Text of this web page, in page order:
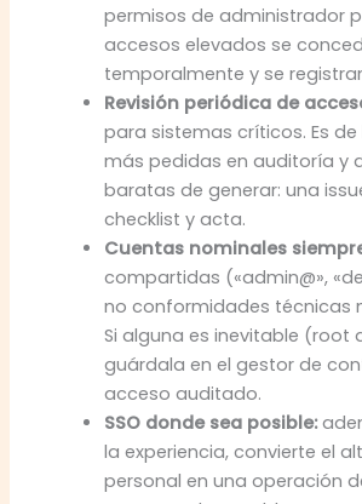
permisos de administrador
accesos elevados se
temporalmente y se
Revisión periódica de
para sistemas críticos. Es
más pedidas en auditoría y
baratas de generar: una
checklist y acta.
Cuentas nominales
compartidas («admin@»,
no conformidades técnicas
Si alguna es inevitable (root
guárdala en el gestor de
acceso auditado.
SSO donde sea posible:
la experiencia, convierte el
personal en una operación